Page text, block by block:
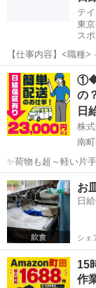
テ
東
ス
【仕事内容】<職種
導警備、警備員、軽
ト <給与> [ア・パ]
までの交...
アルバイト・パート
の
日
株
南
✨荷物も超～軽い片手で持てる
で女子も沢山働いてます💛 ✨✨まずは拠店に営業車で直
時間の仕事ってこんな感じですよ😄 ま
庫...
東京 町田市
ギグワーク
お
日
シェ
15
作